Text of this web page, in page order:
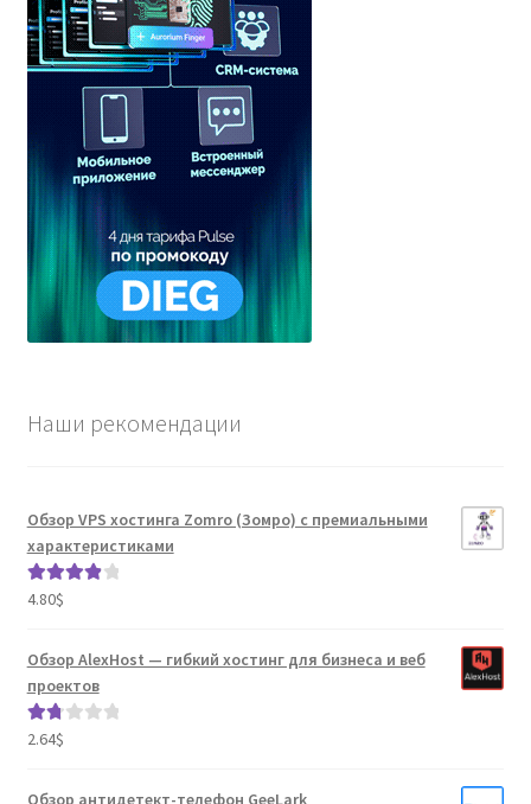
Наши рекомендации
Обзор VPS хостинга Zomro (Зомро) с премиальными
характеристиками
Оценка
4.80$
Обзор AlexHost — гибкий хостинг для бизнеса и веб
проектов
Оце
1.80
2.64$
Обзор антидетект-телефон GeeLark